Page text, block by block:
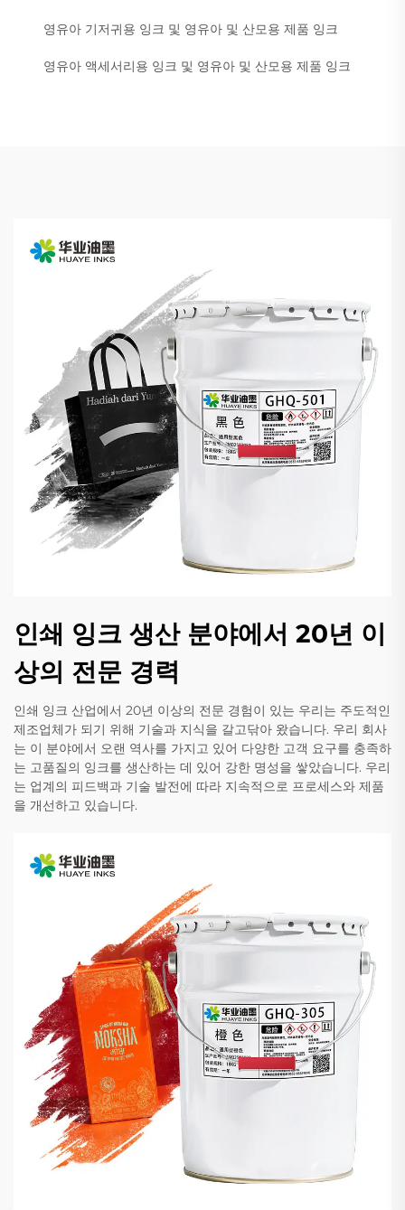
영유아 기저귀용 잉크 및 영유아 및 산모용 제품 잉크
영유아 액세서리용 잉크 및 영유아 및 산모용 제품 잉크
인쇄 잉크 생산 분야에서 20년 이
상의 전문 경력
인쇄 잉크 산업에서 20년 이상의 전문 경험이 있는 우리는 주도적인
제조업체가 되기 위해 기술과 지식을 갈고닦아 왔습니다. 우리 회사
는 이 분야에서 오랜 역사를 가지고 있어 다양한 고객 요구를 충족하
는 고품질의 잉크를 생산하는 데 있어 강한 명성을 쌓았습니다. 우리
는 업계의 피드백과 기술 발전에 따라 지속적으로 프로세스와 제품
을 개선하고 있습니다.